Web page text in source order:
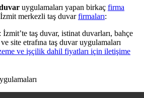
uygulamaları yapan birkaç firma
merkezli taş duvarfirmaları:
: İzmit’te taş duvar, istinat duvarları, bahçe
site etrafına taş duvar uygulamaları
ve işçilik dahil fiyatları için iletişime